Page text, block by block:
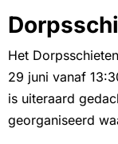
Het
29 juni vanaf
is uiteraard
georganiseerd